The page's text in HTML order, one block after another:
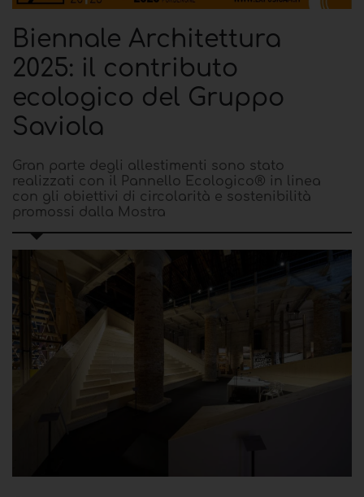
Biennale Architettura
2025: il contributo
ecologico del Gruppo
Saviola
Gran parte degli allestimenti sono stato
realizzati con il Pannello Ecologico® in linea
con gli obiettivi di circolarità e sostenibilità
promossi dalla Mostra